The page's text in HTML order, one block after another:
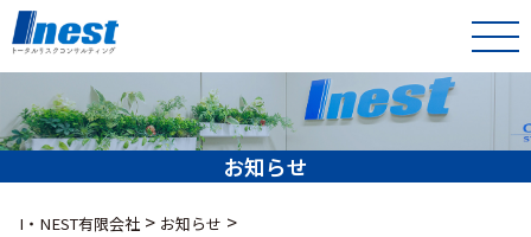
お知らせ
I・NEST有限会社 > お知らせ >